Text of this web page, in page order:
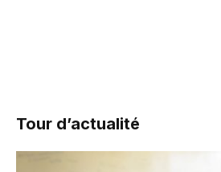
Tour d’actualité